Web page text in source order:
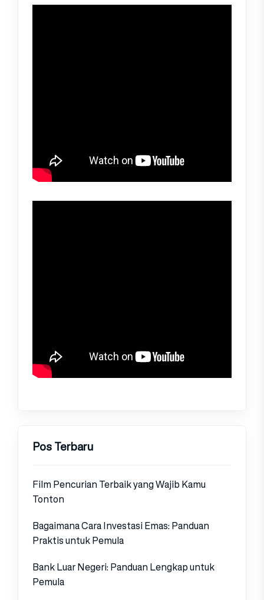
Pos Terbaru
Film Pencurian Terbaik yang Wajib Kamu
Tonton
Bagaimana Cara Investasi Emas: Panduan
Praktis untuk Pemula
Bank Luar Negeri: Panduan Lengkap untuk
Pemula